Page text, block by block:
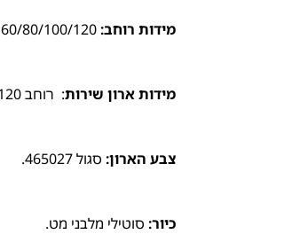
מידות רוחב:60/80/100/120 ס"מ.
מידות ארון שירות: רוחב 60-120 ס"מ | עומק 46 ס"מ | גובה 56 ס"מ.
צבע הארון: סגול 465027.
כיור: סוטילי מלבני מט.